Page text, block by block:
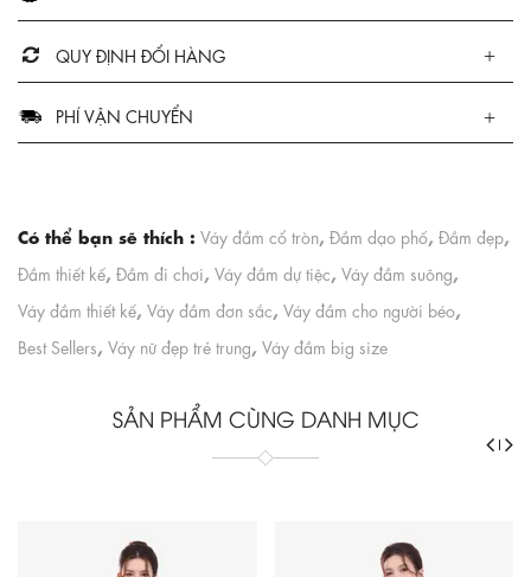
QUY ĐỊNH ĐỔI HÀNG
PHÍ VẬN CHUYỂN
Có thể bạn sẽ thích : Váy đầm cổ tròn, Đầm dạo phố, Đầm đẹp,
Đầm thiết kế, Đầm đi chơi, Váy đầm dự tiệc, Váy đầm suông,
Váy đầm thiết kế, Váy đầm đơn sắc, Váy đầm cho người béo,
Best Sellers, Váy nữ đẹp trẻ trung, Váy đầm big size
SẢN PHẨM CÙNG DANH MỤC